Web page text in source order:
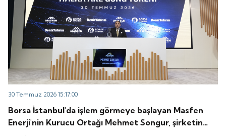
30 Temmuz 2026 15:17:00
Borsa İstanbul'da işlem görmeye başlayan Masfen
Enerji'nin Kurucu Ortağı Mehmet Songur, şirketin